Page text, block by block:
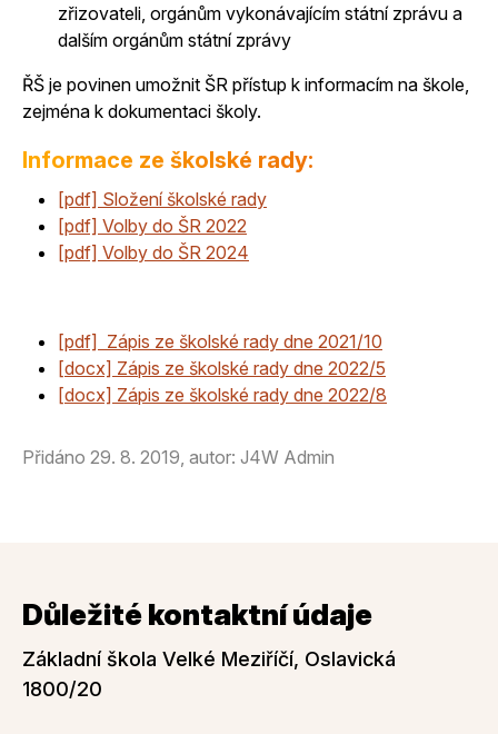
zřizovateli, orgánům vykonávajícím státní zprávu a
dalším orgánům státní zprávy
ŘŠ je povinen umožnit ŠR přístup k informacím na škole,
zejména k dokumentaci školy.
Informace ze školské rady:
[pdf] Složení školské rady
[pdf] Volby do ŠR 2022
[pdf] Volby do ŠR 2024
[pdf] Zápis ze školské rady dne 2021/10
[docx] Zápis ze školské rady dne 2022/5
[docx] Zápis ze školské rady dne 2022/8
Přidáno 29. 8. 2019, autor: J4W Admin
Důležité kontaktní údaje
Základní škola Velké Meziříčí, Oslavická
1800/20